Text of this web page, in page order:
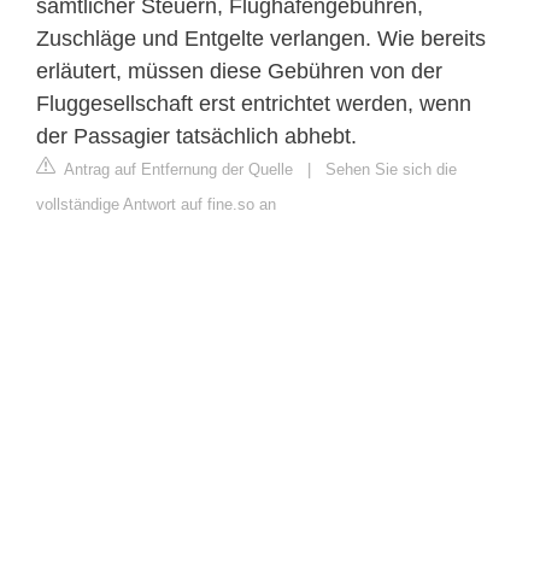
sämtlicher Steuern, Flughafengebühren,
Zuschläge und Entgelte verlangen. Wie bereits
erläutert, müssen diese Gebühren von der
Fluggesellschaft erst entrichtet werden, wenn
der Passagier tatsächlich abhebt.
Antrag auf Entfernung der Quelle | Sehen Sie sich die
vollständige Antwort auf fine.so an